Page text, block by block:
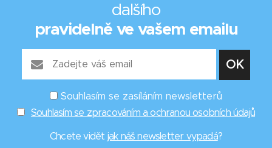
dalšího
pravidelně ve vašem emailu
Souhlasím se zasíláním newsletterů
Souhlasím se zpracováním a ochranou osobních údajů
Chcete vidět jak náš newsletter vypadá?